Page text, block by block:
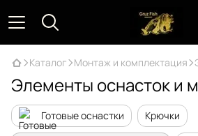
Каталог Монтаж и комплектация
Элементы оснасток и
Готовые оснастки Крючки